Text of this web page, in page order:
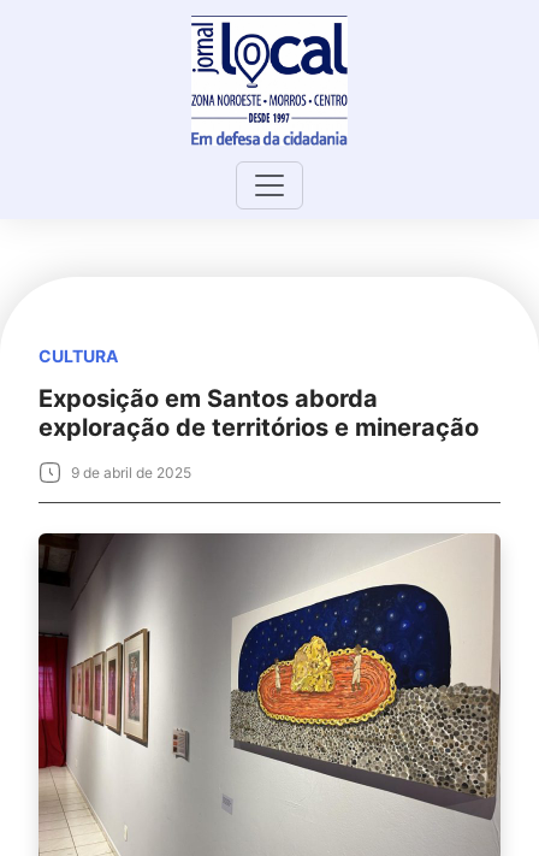
CULTURA
Exposição em Santos aborda
exploração de territórios e mineração
9 de abril de 2025